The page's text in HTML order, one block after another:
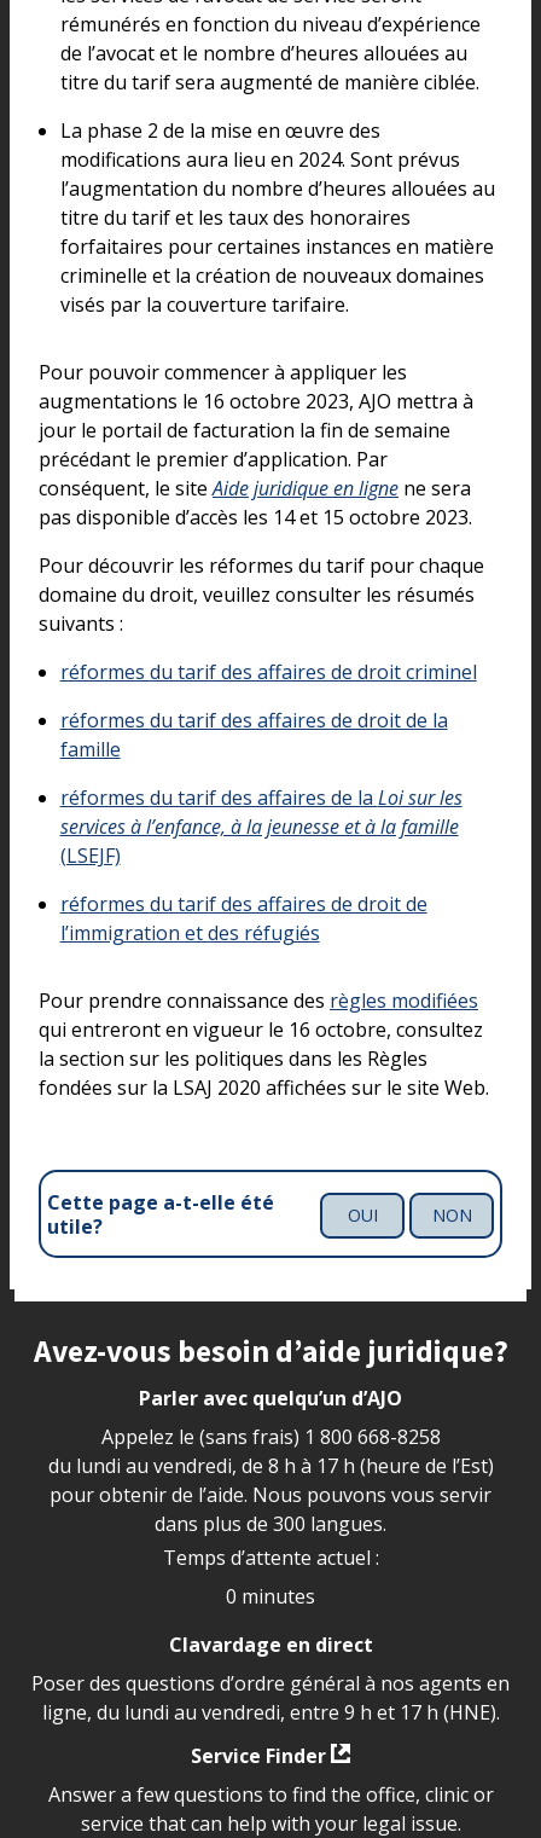
rémunérés en fonction du niveau d’expérience
de l’avocat et le nombre d’heures allouées au
titre du tarif sera augmenté de manière ciblée.
La phase 2 de la mise en œuvre des
modifications aura lieu en 2024. Sont prévus
l’augmentation du nombre d’heures allouées au
titre du tarif et les taux des honoraires
forfaitaires pour certaines instances en matière
criminelle et la création de nouveaux domaines
visés par la couverture tarifaire.
Pour pouvoir commencer à appliquer les
augmentations le 16 octobre 2023, AJO mettra à
jour le portail de facturation la fin de semaine
précédant le premier d’application. Par
conséquent, le siteAide juridique en ligne ne sera
pas disponible d’accès les 14 et 15 octobre 2023.
Pour découvrir les réformes du tarif pour chaque
domaine du droit, veuillez consulter les résumés
suivants :
réformes du tarif des affaires de droit criminel
réformes du tarif des affaires de droit de la
famille
réformes du tarif des affaires de la Loi sur les
services à l’enfance, à la jeunesse et à la famille
(LSEJF)
réformes du tarif des affaires de droit de
l’immigration et des réfugiés
Pour prendre connaissance des règles modifiées
qui entreront en vigueur le 16 octobre, consultez
la section sur les politiques dans les Règles
fondées sur la LSAJ 2020 affichées sur le site Web.
Cette page a-t-elle été
utile?
OUI NON
Site footer
Avez-vous besoin d’aide juridique?
Parler avec quelqu’un d’AJO
Appelez le (sans frais) 1 800 668-8258
du lundi au vendredi, de 8 h à 17 h (heure de l’Est)
pour obtenir de l’aide. Nous pouvons vous servir
dans plus de 300 langues.
Temps d’attente actuel :
0 minutes
Clavardage en direct
Poser des questions d’ordre général à nos agents en
ligne, du lundi au vendredi, entre 9 h et 17 h (HNE).
Service Finder
Answer a few questions to find the office, clinic or
service that can help with your legal issue.